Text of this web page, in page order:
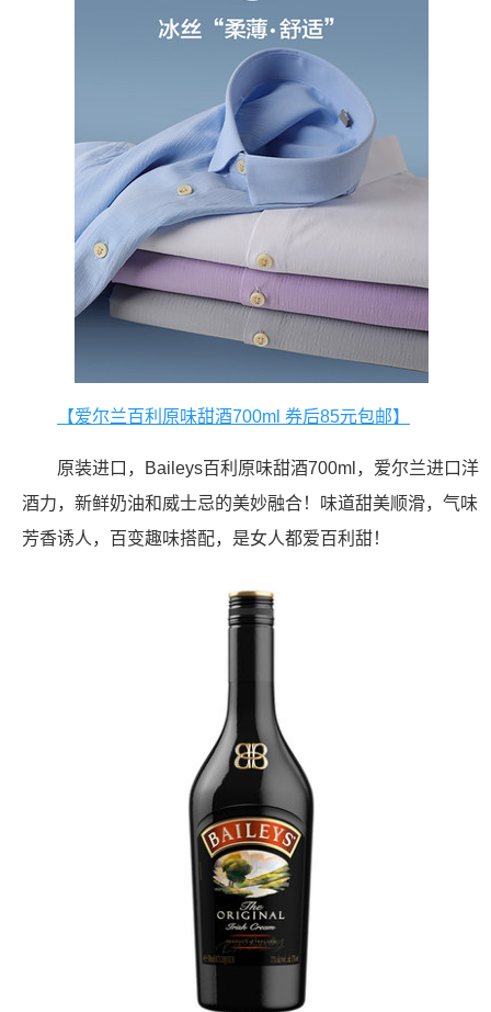
【爱尔兰百利原味甜酒700ml 券后85元包邮】
原装进口，Baileys百利原味甜酒700ml，爱尔兰进口洋
酒力，新鲜奶油和威士忌的美妙融合！味道甜美顺滑，气味
芳香诱人，百变趣味搭配，是女人都爱百利甜！